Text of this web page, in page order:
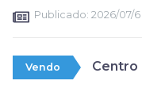
Publicado: 2026/07/6
Vendo Centro